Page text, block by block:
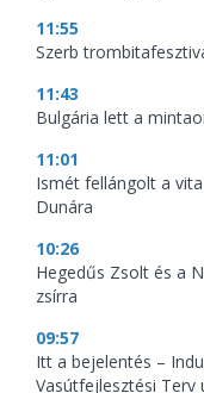
11:55
Szerb
11:43
Bulgária lett a
11:01
Ismét fellángolt a
Dunára
10:26
Hegedűs Zsolt és a
zsírra
09:57
Itt a bejelentés –
Vasútfejlesztési Terv